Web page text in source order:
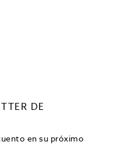
DE
en su próximo